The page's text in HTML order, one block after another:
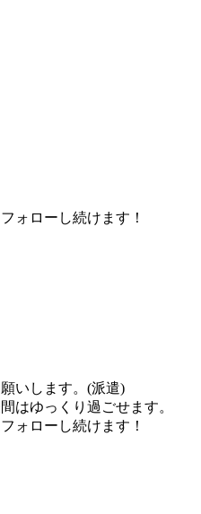
ォローし続けます！
いします。(派遣)
はゆっくり過ごせます。
ォローし続けます！